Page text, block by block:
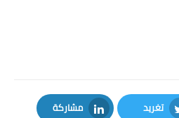
تغريد مشاركة